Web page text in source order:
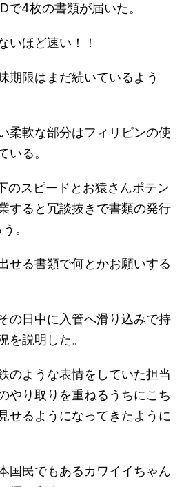
で4枚の書類が届いた。
いほど速い！！
期限はまだ続いているよう
柔軟な部分はフィリピンの使
いる。
のスピードとお猿さんポテン
すると冗談抜きで書類の発行
。
せる書類で何とかお願いする
の日中に入管へ滑り込みで持
を説明した。
のような表情をしていた担当
やり取りを重ねるうちにこち
せるようになってきたように
国民でもあるカワイイちゃん